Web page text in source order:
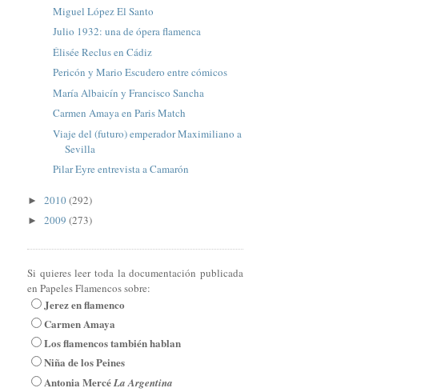
Miguel López El Santo
Julio 1932: una de ópera flamenca
Élisée Reclus en Cádiz
Pericón y Mario Escudero entre cómicos
María Albaicín y Francisco Sancha
Carmen Amaya en Paris Match
Viaje del (futuro) emperador Maximiliano a
Sevilla
Pilar Eyre entrevista a Camarón
► 2010(292)
► 2009 (273)
Si quieres leer toda la documentación publicada
en Papeles Flamencos sobre:
Jerez en flamenco
Carmen Amaya
Los flamencos también hablan
Niña de los Peines
Antonia MercéLa Argentina